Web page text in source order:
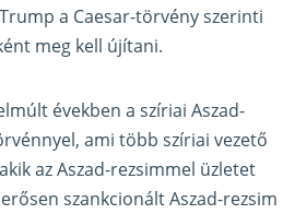
a Caesar-törvény szerinti
meg kell újítani.
években a szíriai Aszad-
ami több szíriai vezető
az Aszad-rezsimmel üzletet
szankcionált Aszad-rezsim